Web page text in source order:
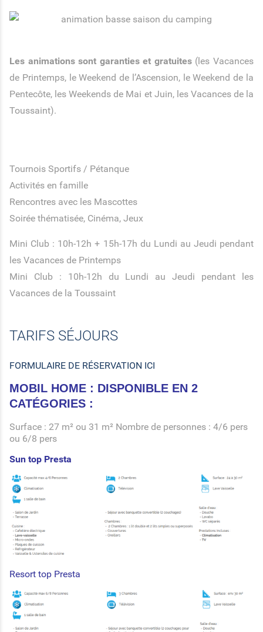
Les animations sont garanties et gratuites(les Vacances
de Printemps, le Weekend de l’Ascension, le Weekend de la
Pentecôte, les Weekends de Mai et Juin, les Vacances de la
Toussaint).
Tournois Sportifs / Pétanque
Activités en famille
Rencontres avec les Mascottes
Soirée thématisée, Cinéma, Jeux
Mini Club : 10h-12h + 15h-17h du Lundi au Jeudi pendant
les Vacances de Printemps
Mini Club : 10h-12h du Lundi au Jeudi pendant les
Vacances de la Toussaint
TARIFS SÉJOURS
FORMULAIRE DE RÉSERVATION ICI
MOBIL HOME : DISPONIBLE EN 2
CATÉGORIES :
Surface : 27 m² ou 31 m² Nombre de personnes : 4/6 pers
ou 6/8 pers
Sun top Presta
Resort top Presta